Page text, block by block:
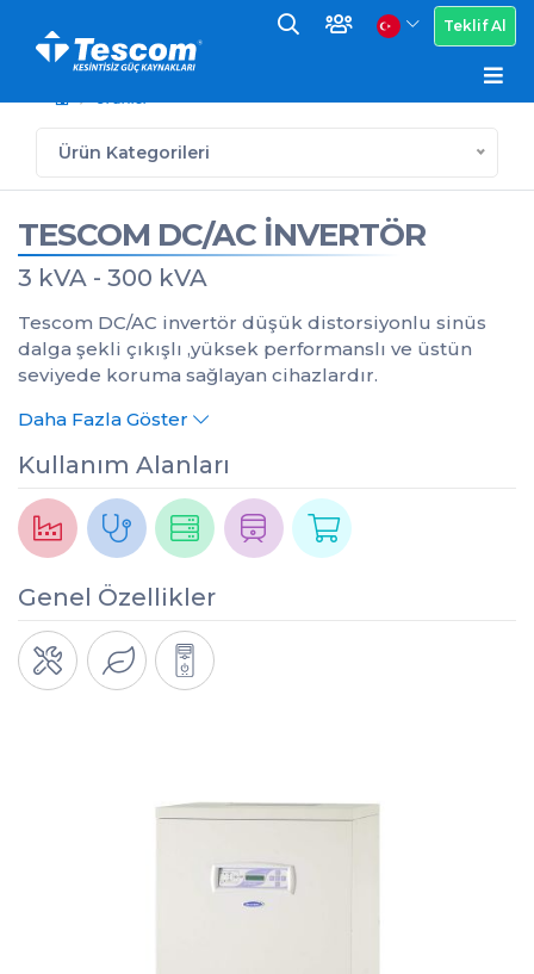
Teklif Al
Ürünler
Ürün Kategorileri
TESCOM DC/AC İNVERTÖR
3 kVA - 300 kVA
Tescom DC/AC invertör düşük distorsiyonlu sinüs
dalga şekli çıkışlı ,yüksek performanslı ve üstün
seviyede koruma sağlayan cihazlardır.
Daha Fazla Göster
Kullanım Alanları
Genel Özellikler